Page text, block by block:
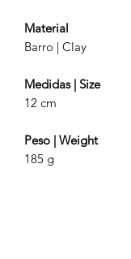
Material
Barro | Clay
Medidas | Size
12 cm
Peso | Weight
185 g